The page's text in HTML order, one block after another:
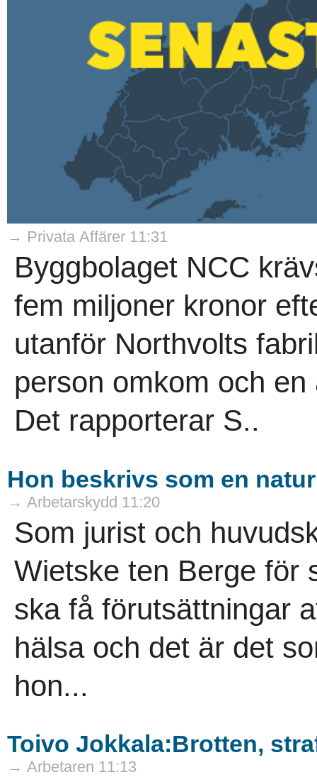
→ Privata Affärer 11:31
Byggbolaget NCC
fem miljoner kronor
utanför Northvolts
person omkom och
Det rapporterar S..
Hon beskrivs som en
→ Arbetarskydd 11:20
Som jurist och
Wietske ten Berge för
ska få förutsättningar
hälsa och det är det
hon...
Toivo Jokkala:Brotten,
→ Arbetaren 11:13